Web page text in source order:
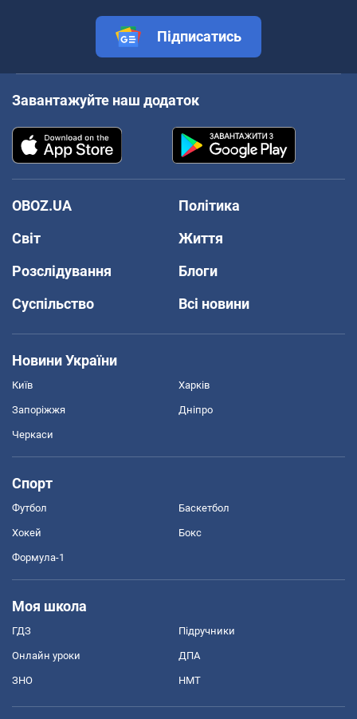
Підписатись
Завантажуйте наш додаток
OBOZ.UA
Політика
Світ
Життя
Розслідування
Блоги
Суспільство
Всі новини
Новини України
Київ Харків
Запоріжжя Дніпро
Черкаси
Спорт
Футбол Баскетбол
Хокей Бокс
Формула-1
Моя школа
ГДЗ Підручники
Онлайн уроки ДПА
ЗНО НМТ